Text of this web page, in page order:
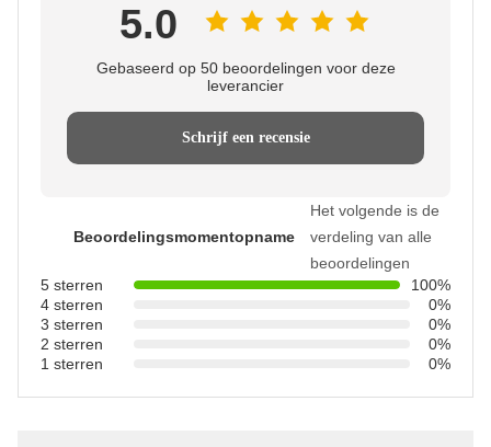
5.0
Gebaseerd op 50 beoordelingen voor deze
leverancier
Schrijf een recensie
Beoordelingsmomentopname
Het volgende is de
verdeling van alle
beoordelingen
5 sterren
100%
4 sterren
0%
3 sterren
0%
2 sterren
0%
1 sterren
0%